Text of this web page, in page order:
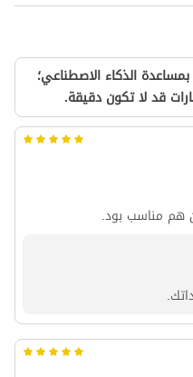
الذكاء الاصطناعي؛
قد لا تكون دقيقة.
هم مناسب بود.